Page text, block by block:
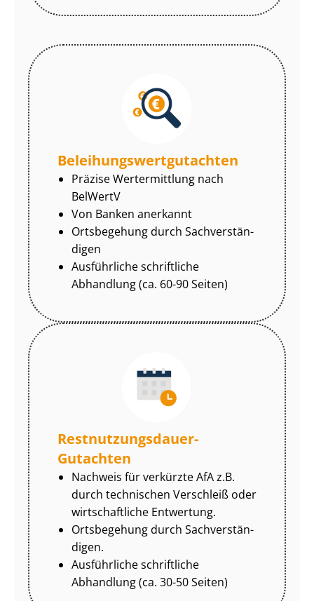
Be­lei­hungs­wert­gut­ach­ten
Präzise Wertermittlung nach
BelWertV
Von Banken anerkannt
Ortsbegehung durch Sach­ver­stän­
di­gen
Ausführliche schriftliche
Abhandlung (ca. 60-90 Seiten)
Rest­nut­zungs­dau­er-
Gutachten
Nachweis für verkürzte AfA z.B.
durch technischen Verschleiß oder
wirtschaftliche Entwertung.
Ortsbegehung durch Sach­ver­stän­
di­gen.
Ausführliche schriftliche
Abhandlung (ca. 30-50 Seiten)